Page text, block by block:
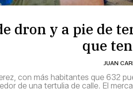
dron y a pie de
que
JUAN
con más habitantes que 632
de una tertulia de calle. El